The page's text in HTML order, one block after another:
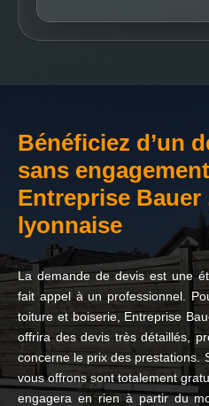
Bénéficiez d’un
sans
Entreprise
lyonnaise
La demande de devis est une
fait appel à un professionnel.
toiture et boiserie, Entreprise
offrira des devis très détaillés,
concerne le prix des prestations.
vous offrons sont totalement
engagera en rien à partir du